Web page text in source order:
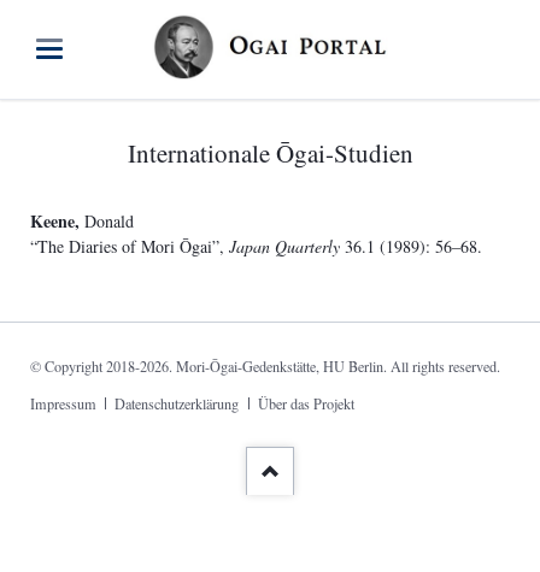
Internationale Ōgai-Studien
Keene, Donald
“The Diaries of Mori Ōgai”, Japan Quarterly36.1 (1989): 56–68.
© Copyright 2018-2026. Mori-Ōgai-Gedenkstätte, HU Berlin. All rights reserved.
Navigation
Impressum Datenschutzerklärung Über das Projekt